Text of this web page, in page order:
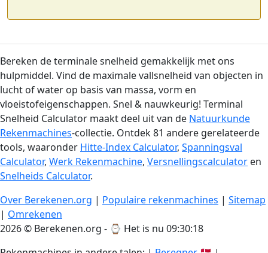
Bereken de terminale snelheid gemakkelijk met ons
hulpmiddel. Vind de maximale vallsnelheid van objecten in
lucht of water op basis van massa, vorm en
vloeistofeigenschappen. Snel & nauwkeurig! Terminal
Snelheid Calculator maakt deel uit van de Natuurkunde
Rekenmachines-collectie. Ontdek 81 andere gerelateerde
tools, waaronder Hitte-Index Calculator, Spanningsval
Calculator, Werk Rekenmachine, Versnellingscalculator en
Snelheids Calculator.
Over Berekenen.org | Populaire rekenmachines | Sitemap
| Omrekenen
2026 © Berekenen.org - ⌚ Het is nu 09:30:19